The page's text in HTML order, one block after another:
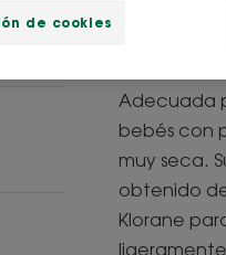
Adecuada
bebés con
muy seca.
obtenido
Klorane
de cookies